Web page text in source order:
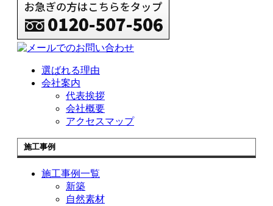
選ばれる理由
会社案内
代表挨拶
会社概要
アクセスマップ
施工事例
施工事例一覧
新築
自然素材